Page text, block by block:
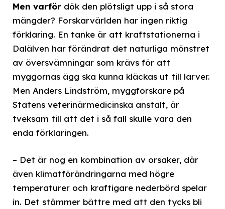
Men varför dök den plötsligt upp i så stora
mängder? Forskarvärlden har ingen riktig
förklaring. En tanke är att kraftstationerna i
Dalälven har förändrat det naturliga mönstret
av översvämningar som krävs för att
myggornas ägg ska kunna kläckas ut till larver.
Men Anders Lindström, myggforskare på
Statens veterinärmedicinska anstalt, är
tveksam till att det i så fall skulle vara den
enda förklaringen.
– Det är nog en kombination av orsaker, där
även klimatförändringarna med högre
temperaturer och kraftigare nederbörd spelar
in. Det stämmer bättre med att den tycks bli